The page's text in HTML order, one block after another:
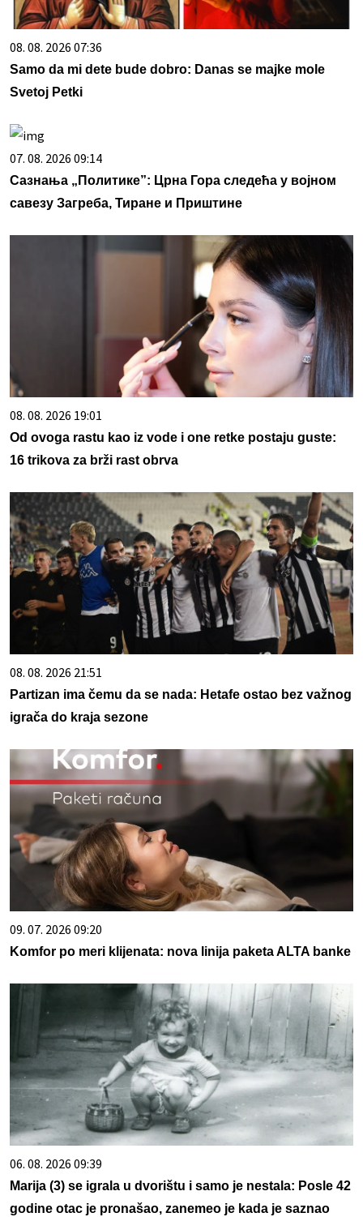
08. 08. 2026 07:36
Samo da mi dete bude dobro: Danas se majke mole
Svetoj Petki
07. 08. 2026 09:14
Сазнања „Политике”: Црна Гора следећа у војном
савезу Загреба, Тиране и Приштине
08. 08. 2026 19:01
Od ovoga rastu kao iz vode i one retke postaju guste:
16 trikova za brži rast obrva
08. 08. 2026 21:51
Partizan ima čemu da se nada: Hetafe ostao bez važnog
igrača do kraja sezone
09. 07. 2026 09:20
Komfor po meri klijenata: nova linija paketa ALTA banke
06. 08. 2026 09:39
Marija (3) se igrala u dvorištu i samo je nestala: Posle 42
godine otac je pronašao, zanemeo je kada je saznao